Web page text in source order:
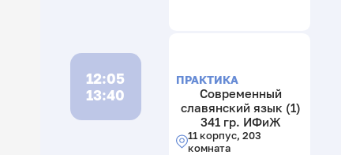
12:05
13:40
ПРАКТИКА
Современный
славянский язык (1)
341 гр. ИФиЖ
11 корпус, 203
комната